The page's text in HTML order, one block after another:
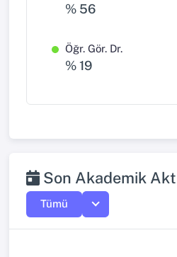
% 56
Öğr. Gör. Dr.
% 19
Son Akademik
Tümü